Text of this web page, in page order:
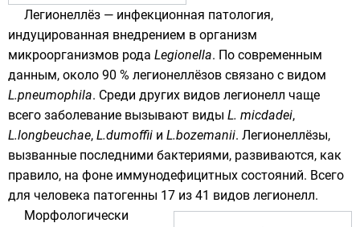
Легионеллёз — инфекционная патология,
индуцированная внедрением в организм
микроорганизмов рода Legionella. По современным
данным, около 90 % легионеллёзов связано с видом
L.pneumophila. Среди других видов легионелл чаще
всего заболевание вызывают виды L. micdadei,
L.longbeuchae, L.dumoffii и L.bozemanii. Легионеллёзы,
вызванные последними бактериями, развиваются, как
правило, на фоне иммунодефицитных состояний. Всего
для человека патогенны 17 из 41 видов легионелл.
Морфологически